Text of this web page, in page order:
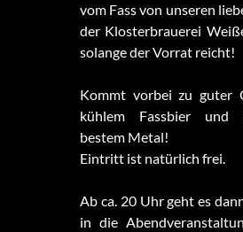
vom Fass von unseren
der Klosterbrauerei
solange der Vorrat reicht!
Kommt vorbei zu guter
kühlem Fassbier und
bestem Metal!
Eintritt ist natürlich frei.
Ab ca. 20 Uhr geht es
in die